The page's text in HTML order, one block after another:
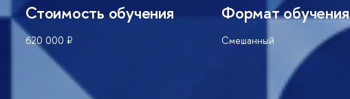
Стоимость обучения
620 000 ₽
Формат обучения
Смешанный